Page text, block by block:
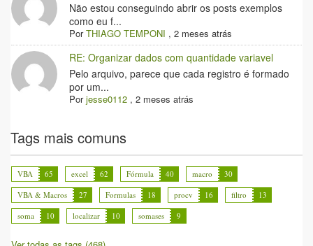
Não estou conseguindo abrir os posts exemplos
como eu f...
PorTHIAGO TEMPONI ,2 meses atrás
RE: Organizar dados com quantidade variavel
Pelo arquivo, parece que cada registro é formado
por um...
Porjesse0112 ,2 meses atrás
Tags mais comuns
VBA 65 excel 62 Fórmula 40 macro
30
VBA & Macros
27 Formulas 18 procv 16 filtro
13
soma
10 localizar 10 somases 9